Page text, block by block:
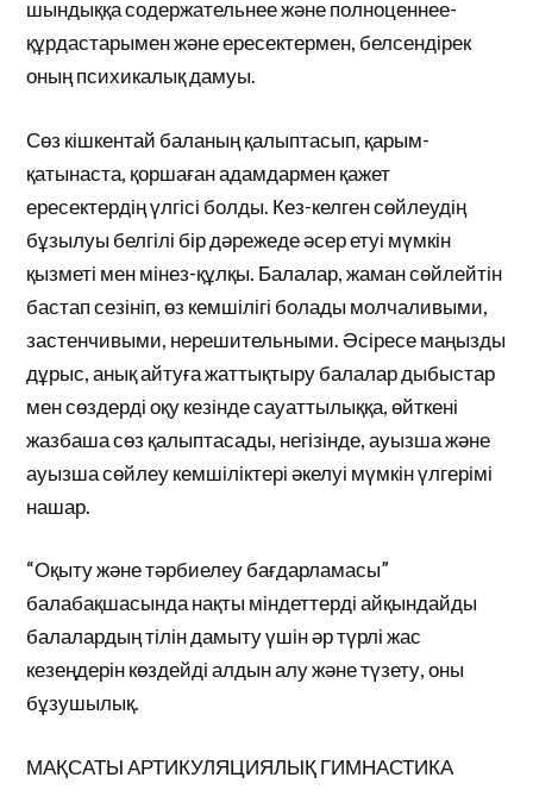
шындыққа содержательнее және полноценнее-
құрдастарымен және ересектермен, белсендірек
оның психикалық дамуы.
Сөз кішкентай баланың қалыптасып, қарым-
қатынаста, қоршаған адамдармен қажет
ересектердің үлгісі болды. Кез-келген сөйлеудің
бұзылуы белгілі бір дәрежеде әсер етуі мүмкін
қызметі мен мінез-құлқы. Балалар, жаман сөйлейтін
бастап сезініп, өз кемшілігі болады молчаливыми,
застенчивыми, нерешительными. Әсіресе маңызды
дұрыс, анық айтуға жаттықтыру балалар дыбыстар
мен сөздерді оқу кезінде сауаттылыққа, өйткені
жазбаша сөз қалыптасады, негізінде, ауызша және
ауызша сөйлеу кемшіліктері әкелуі мүмкін үлгерімі
нашар.
“Оқыту және тәрбиелеу бағдарламасы”
балабақшасында нақты міндеттерді айқындайды
балалардың тілін дамыту үшін әр түрлі жас
кезеңдерін көздейді алдын алу және түзету, оны
бұзушылық.
МАҚСАТЫ АРТИКУЛЯЦИЯЛЫҚ ГИМНАСТИКА